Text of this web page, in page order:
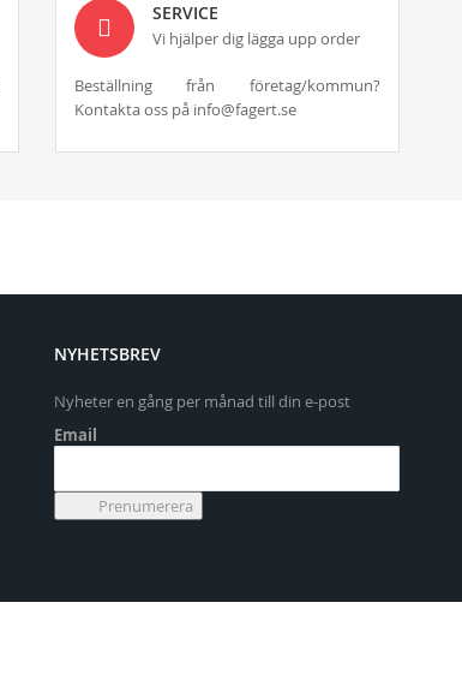
SERVICE
Vi hjälper dig lägga upp order
Beställning från företag/kommun?
Kontakta oss på info@fagert.se
NYHETSBREV
Nyheter en gång per månad till din e-post
Email